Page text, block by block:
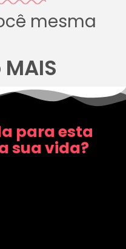
mesma
para esta
sua vida?